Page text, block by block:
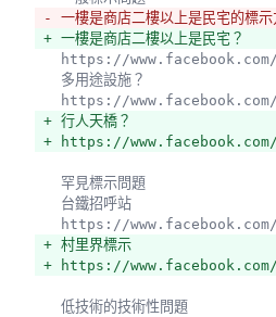
+ 學校標錯
https://
- 一樓是商店二樓以上是民宅的標示
+ 一樓是商店二樓以上是民宅？
https://
  多用途設施？
https://
+ 行人天橋？
+ https://www.facebook.com/
  罕見標示問題
  台鐵招呼站
https://
+ 村里界標示
+ https://www.facebook.com/
  低技術的技術性問題